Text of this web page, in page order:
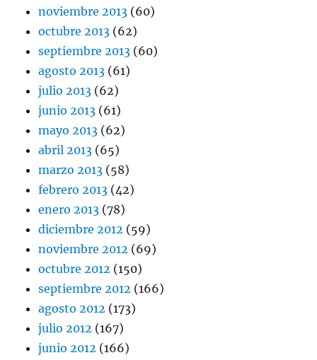
noviembre 2013 (60)
octubre 2013 (62)
septiembre 2013 (60)
agosto 2013 (61)
julio 2013 (62)
junio 2013 (61)
mayo 2013 (62)
abril 2013 (65)
marzo 2013 (58)
febrero 2013 (42)
enero 2013 (78)
diciembre 2012 (59)
noviembre 2012 (69)
octubre 2012 (150)
septiembre 2012 (166)
agosto 2012 (173)
julio 2012 (167)
junio 2012 (166)